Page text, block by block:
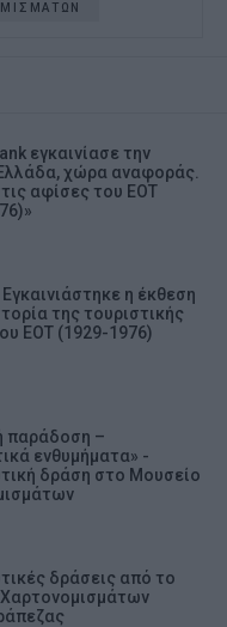
εγκαινίασε την
χώρα αναφοράς.
αφίσες του ΕΟΤ
η έκθεση
της τουριστικής
ΕΟΤ (1929-1976)
παράδοση –
ενθυμήματα» -
δράση στο Μουσείο
δράσεις από το